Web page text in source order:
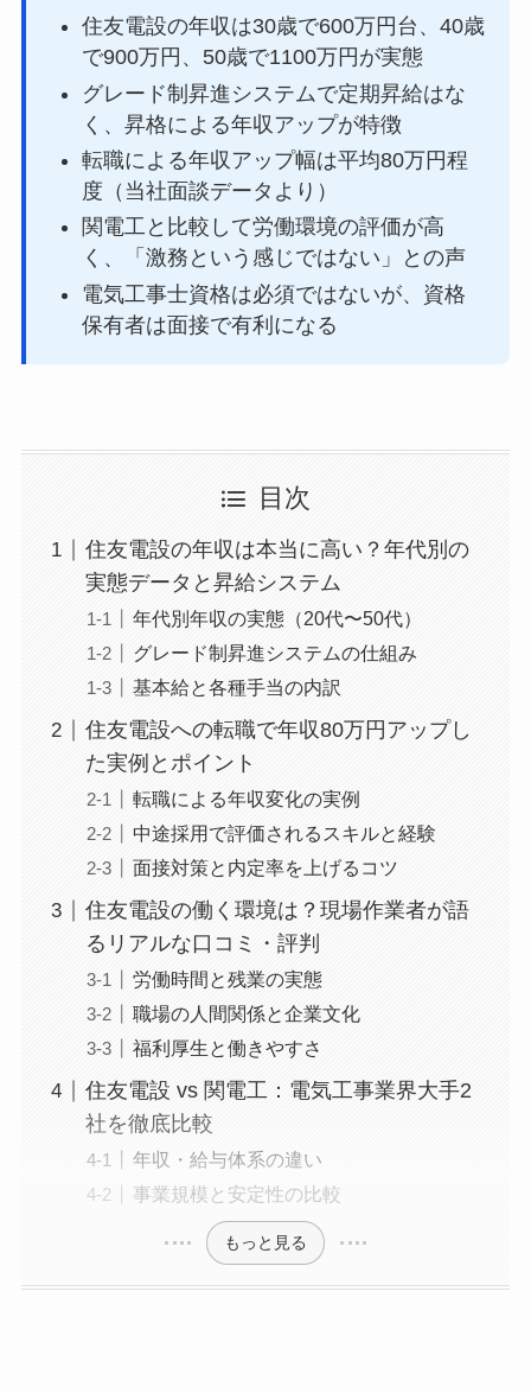
住友電設の年収は30歳で600万円台、40歳
で900万円、50歳で1100万円が実態
グレード制昇進システムで定期昇給はな
く、昇格による年収アップが特徴
転職による年収アップ幅は平均80万円程
度（当社面談データより）
関電工と比較して労働環境の評価が高
く、「激務という感じではない」との声
電気工事士資格は必須ではないが、資格
保有者は面接で有利になる
目次
住友電設の年収は本当に高い？年代別の
実態データと昇給システム
年代別年収の実態（20代〜50代）
グレード制昇進システムの仕組み
基本給と各種手当の内訳
住友電設への転職で年収80万円アップし
た実例とポイント
転職による年収変化の実例
中途採用で評価されるスキルと経験
面接対策と内定率を上げるコツ
住友電設の働く環境は？現場作業者が語
るリアルな口コミ・評判
労働時間と残業の実態
職場の人間関係と企業文化
福利厚生と働きやすさ
住友電設 vs 関電工：電気工事業界大手2
社を徹底比較
年収・給与体系の違い
事業規模と安定性の比較
もっと見る